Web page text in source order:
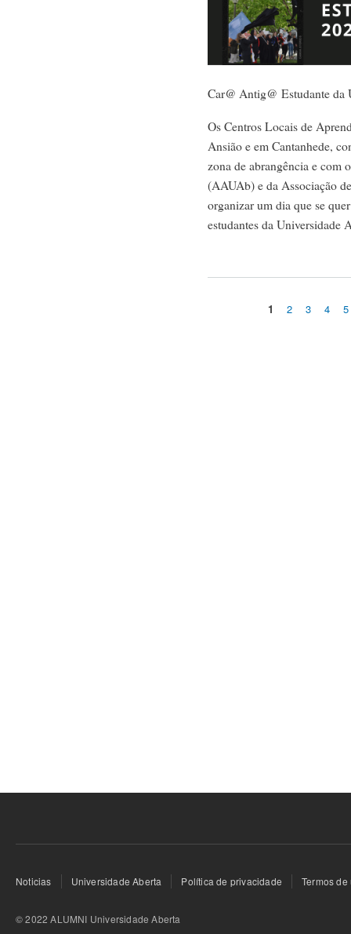
Car@ Antig@ Estudante da
Os Centros Locais de
Ansião e em Cantanhede,
zona de abrangência e com
(AAUAb) e da Associação
organizar um dia que se
estudantes da Universidade
1 2 3 4 5
Noticias Universidade Aberta Política de privacidade Termos
© 2022 ALUMNI Universidade Aberta